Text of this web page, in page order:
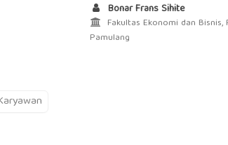
Bonar Frans Sihite
Fakultas Ekonomi dan
Pamulang